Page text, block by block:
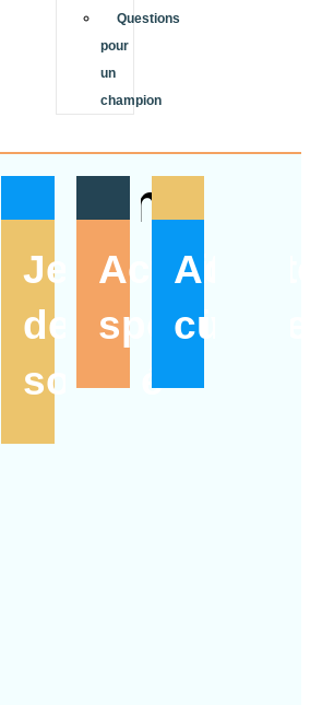
Questions
pour
un
champion
Jeux
de
société
Activités
sportives